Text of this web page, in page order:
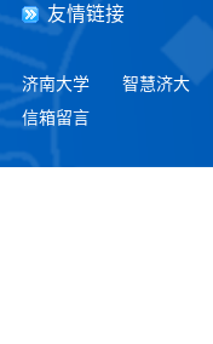
友情链接
济南大学 智慧济大
信箱留言